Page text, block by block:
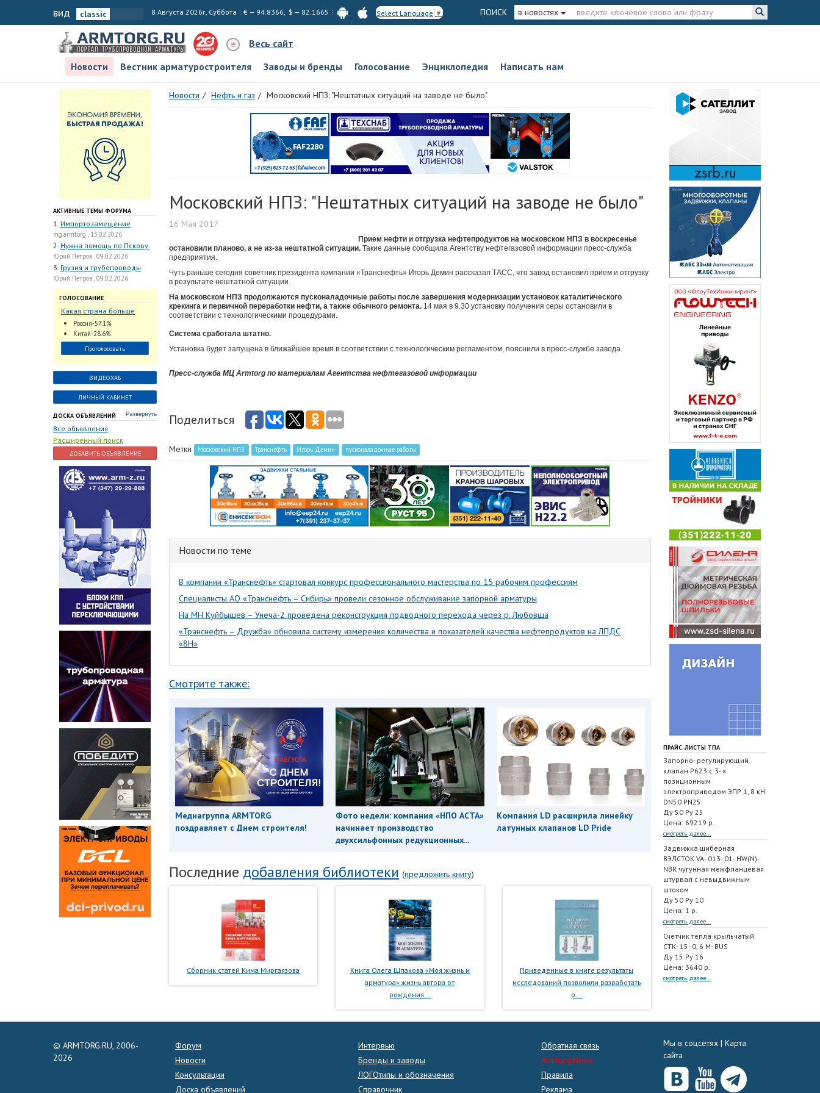
вид 8 Августа 2026г, Суббота € — 94.8366, $ — 82.1665 Select Language ▼ ПОИСК в новостях
Весь сайт
Новости
Вестник арматуростроителя Заводы и бренды Голосование Энциклопедия Написать нам
АКТИВНЫЕ ТЕМЫ ФОРУМА
1. Импортозамещение
mg.armtorg , 13.02.2026
2. Нужна помощь по Пскову.
Юрий Петров , 09.02.2026
3. Грузия и трубопроводы
Юрий Петров , 09.02.2026
ГОЛОСОВАНИЕ
Какая страна больше
всего поставляет
трубопроводную
арматуру в химическую
отрасль?
Россия-57.1%
Китай-28.6%
Проголосовать
ВИДЕОХАБ
ЛИЧНЫЙ КАБИНЕТ
ДОСКА ОБЪЯВЛЕНИЙ Развернуть
Все объявления
Расширенный поиск
ДОБАВИТЬ ОБЪЯВЛЕНИЕ
Новости Нефть и газ Московский НПЗ: "Нештатных ситуаций на заводе не было"
Московский НПЗ: "Нештатных ситуаций на заводе не было"
16 Мая 2017
Прием нефти и отгрузка нефтепродуктов на московском НПЗ в воскресенье
остановили планово, а не из-за нештатной ситуации. Такие данные сообщила Агентству нефтегазовой информации пресс-служба
предприятия.
Чуть раньше сегодня советник президента компании «Транснефть» Игорь Демин рассказал ТАСС, что завод остановил прием и отгрузку
в результате нештатной ситуации.
На московском НПЗ продолжаются пусконаладочные работы после завершения модернизации установок каталитического
крекинга и первичной переработки нефти, а также обычного ремонта. 14 мая в 9.30 установку получения серы остановили в
соответствии с технологическими процедурами.
Система сработала штатно.
Установка будет запущена в ближайшее время в соответствии с технологическим регламентом, пояснили в пресс-службе завода.
Пресс-служба МЦ Armtorg по материалам Агентства нефтегазовой информации
Поделиться
Метки Московский НПЗ Транснефть Игорь Демин пусконаладочные работы
Новости по теме
В компании «Транснефть» стартовал конкурс профессионального мастерства по 15 рабочим профессиям
Специалисты АО «Транснефть – Сибирь» провели сезонное обслуживание запорной арматуры
На МН Куйбышев – Унеча-2 проведена реконструкция подводного перехода через р. Любовша
«Транснефть – Дружба» обновила систему измерения количества и показателей качества нефтепродуктов на ЛПДС
«8Н»
Смотрите также:
Медиагруппа ARMTORG
поздравляет с Днем строителя!
Фото недели: компания «НПО АСТА»
начинает производство
двухсильфонных редукционных...
Компания LD расширила линейку
латунных клапанов LD Pride
Последние добавления библиотеки (предложить книгу)
Сборник статей Кима Миргаязова
Книга Олега Шпакова «Моя жизнь и
арматура» жизнь автора от
рождения...
Приведенные в книге результаты
исследований позволили разработать
р...
ПРАЙС-ЛИСТЫ ТПА
Запорно- регулирующий
клапан Р623 с 3- х
позиционным
электроприводом ЭПР 1, 8 кН
DN50 PN25
Ду 50 Ру 25
Цена: 69219 р.
смотреть далее...
Задвижка шиберная
ВЭЛСТОК VA- 013- 01- HW(N)-
NBR чугунная межфланцевая
штурвал с невыдвижным
штоком
Ду 50 Ру 10
Цена: 1 р.
смотреть далее...
Счетчик тепла крыльчатый
СТК- 15- 0, 6 M- BUS
Ду 15 Ру 16
Цена: 3640 р.
смотреть далее...
© ARMTORG.RU, 2006-
2026
Форум
Новости
Консультации
Доска объявлений
Интервью
Бренды и заводы
ЛОГОтипы и обозначения
Справочник
Обратная связь
Armtorg.News
Правила
Реклама
Мы в соцсетях | Карта
сайта